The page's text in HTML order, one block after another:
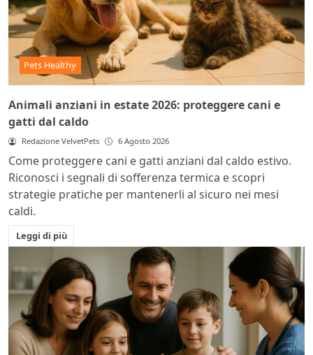
Pets Healthy
Animali anziani in estate 2026: proteggere cani e
gatti dal caldo
Redazione VelvetPets 6 Agosto 2026
Come proteggere cani e gatti anziani dal caldo estivo.
Riconosci i segnali di sofferenza termica e scopri
strategie pratiche per mantenerli al sicuro nei mesi
caldi.
Leggi di più